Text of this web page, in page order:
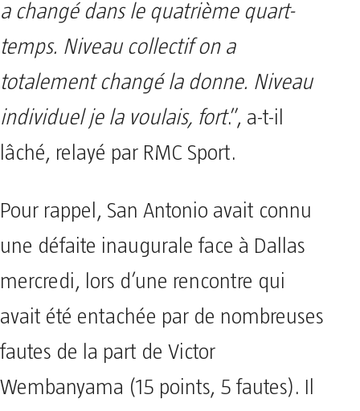
a changé dans le quatrième quart-
temps. Niveau collectif on a
totalement changé la donne. Niveau
individuel je la voulais, fort.”, a-t-il
lâché, relayé par RMC Sport.
Pour rappel, San Antonio avait connu
une défaite inaugurale face à Dallas
mercredi, lors d’une rencontre qui
avait été entachée par de nombreuses
fautes de la part de Victor
Wembanyama (15 points, 5 fautes). Il